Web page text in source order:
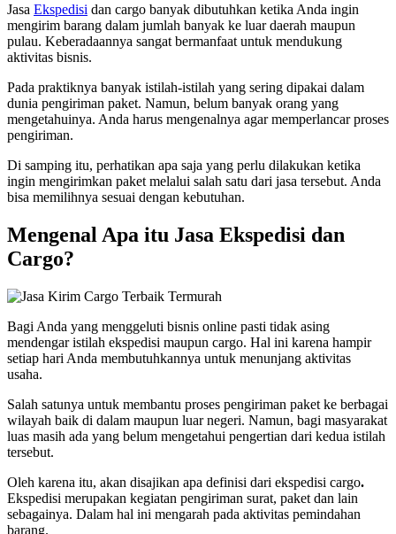
Jasa Ekspedisi dan cargo banyak dibutuhkan ketika Anda ingin
mengirim barang dalam jumlah banyak ke luar daerah maupun
pulau. Keberadaannya sangat bermanfaat untuk mendukung
aktivitas bisnis.
Pada praktiknya banyak istilah-istilah yang sering dipakai dalam
dunia pengiriman paket. Namun, belum banyak orang yang
mengetahuinya. Anda harus mengenalnya agar memperlancar proses
pengiriman.
Di samping itu, perhatikan apa saja yang perlu dilakukan ketika
ingin mengirimkan paket melalui salah satu dari jasa tersebut. Anda
bisa memilihnya sesuai dengan kebutuhan.
Mengenal Apa itu Jasa Ekspedisi dan
Cargo?
Bagi Anda yang menggeluti bisnis online pasti tidak asing
mendengar istilah ekspedisi maupun cargo. Hal ini karena hampir
setiap hari Anda membutuhkannya untuk menunjang aktivitas
usaha.
Salah satunya untuk membantu proses pengiriman paket ke berbagai
wilayah baik di dalam maupun luar negeri. Namun, bagi masyarakat
luas masih ada yang belum mengetahui pengertian dari kedua istilah
tersebut.
Oleh karena itu, akan disajikan apa definisi dari ekspedisi cargo.
Ekspedisi merupakan kegiatan pengiriman surat, paket dan lain
sebagainya. Dalam hal ini mengarah pada aktivitas pemindahan
barang.